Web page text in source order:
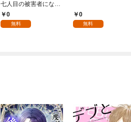
七人目の被害者になる
君に託した未来～(1)
0
無料
0
無料